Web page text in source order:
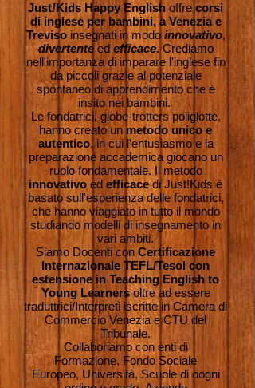
Just!Kids Happy Englishoffre corsi
di inglese per bambini, a Venezia e
Trevisoinsegnati in modoinnovativo,
divertente ed efficace. Crediamo
nell'importanza di imparare l'inglese fin
da piccoli grazie al potenziale
spontaneo di apprendimento che è
insito nei bambini.
Le fondatrici, globe-trotters poliglotte,
hanno creato unmetodo unico e
autentico, in cui l'entusiasmo e la
preparazione accademica giocano un
ruolo fondamentale. Il metodo
innovativo ed efficacedi Just!Kids è
basato sull'esperienza delle fondatrici,
che hanno viaggiato in tutto il mondo
studiando modelli di insegnamento in
vari ambiti.
Siamo Docenti con Certificazione
Internazionale TEFL/Tesol con
estensione in Teaching English to
Young Learnersoltre ad essere
traduttrici/Interpreti iscritte in Camera di
Commercio Venezia e CTU del
Tribunale.
Collaboriamo con enti di
Formazione, Fondo Sociale
Europeo, Università, Scuole di oogni